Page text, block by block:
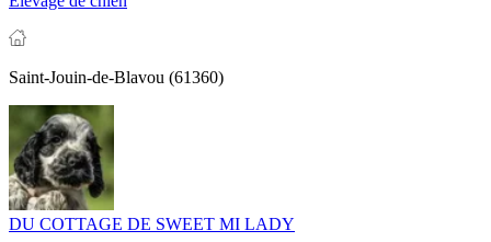
Saint-Jouin-de-Blavou (61360)
DU COTTAGE DE SWEET MI LADY